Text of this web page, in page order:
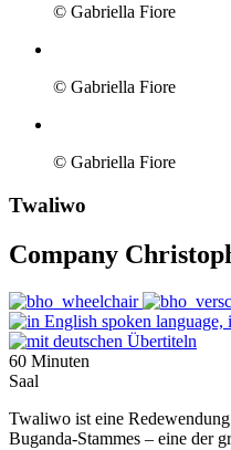
© Gabriella Fiore
© Gabriella Fiore
© Gabriella Fiore
Twaliwo
Company
60 Minuten
Saal
Twaliwo ist eine
Buganda-Stammes – eine der